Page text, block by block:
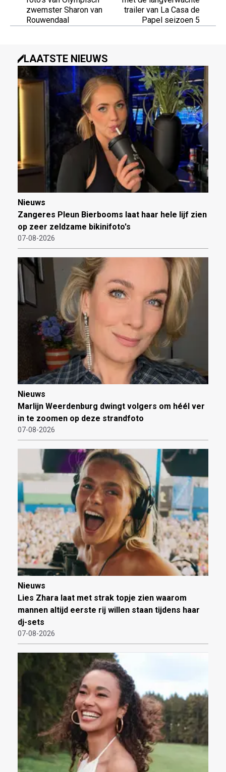
zwemster Sharon van
Rouwendaal
trailer van La Casa de
Papel seizoen 5
LAATSTE NIEUWS
Nieuws
Zangeres Pleun Bierbooms laat haar hele lijf zien
op zeer zeldzame bikinifoto's
07-08-2026
Nieuws
Marlijn Weerdenburg dwingt volgers om héél ver
in te zoomen op deze strandfoto
07-08-2026
Nieuws
Lies Zhara laat met strak topje zien waarom
mannen altijd eerste rij willen staan tijdens haar
dj-sets
07-08-2026